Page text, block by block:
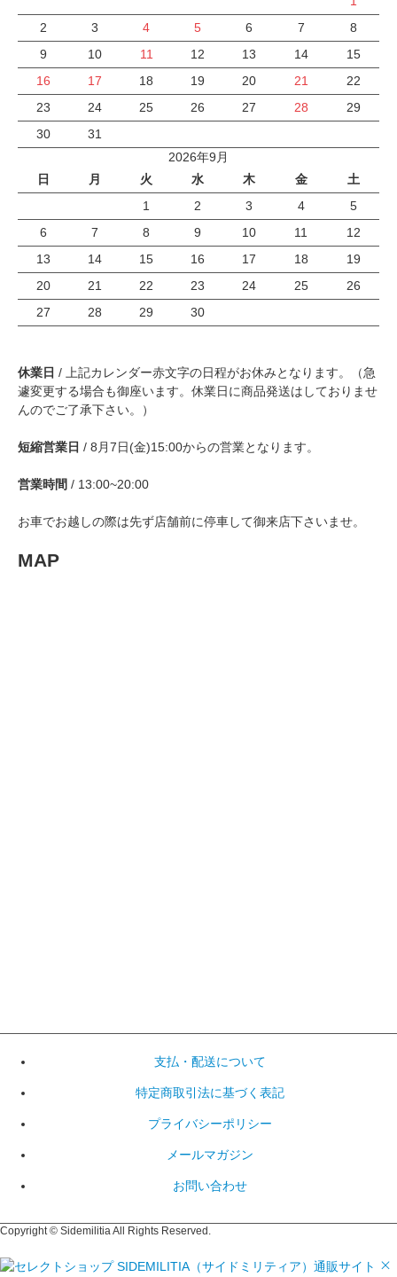
2
3 4 5 6 7
8
9
10 11 12 13 14
15
16
17 18 19 20 21
22
23
24 25 26 27 28
29
30
31
2026年9月
日
月 火 水 木 金
土
1
2 3 4
5
6
7 8 9 10 11
12
13
14 15 16 17 18
19
20
21 22 23 24 25
26
27
28 29 30
休業日 / 上記カレンダー赤文字の日程がお休みとなります。（急
遽変更する場合も御座います。休業日に商品発送はしておりませ
んのでご了承下さい。）
短縮営業日 / 8月7日(金)15:00からの営業となります。
営業時間 / 13:00~20:00
お車でお越しの際は先ず店舗前に停車して御来店下さいませ。
MAP
支払・配送について
特定商取引法に基づく表記
プライバシーポリシー
メールマガジン
お問い合わせ
Copyright © Sidemilitia All Rights Reserved.